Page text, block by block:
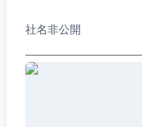
社名非公開